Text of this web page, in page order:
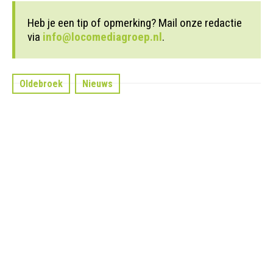
Heb je een tip of opmerking? Mail onze redactie
via info@locomediagroep.nl.
Oldebroek Nieuws